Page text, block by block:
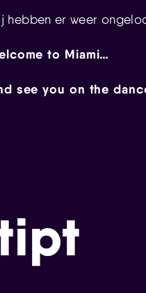
hebben er weer
to Miami…
see you on the